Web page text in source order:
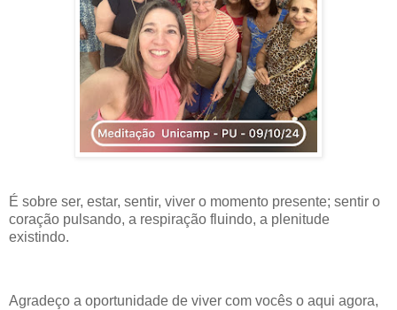
É sobre ser, estar, sentir, viver o momento presente; sentir o
coração pulsando, a respiração fluindo, a plenitude
existindo.
Agradeço a oportunidade de viver com vocês o aqui agora,